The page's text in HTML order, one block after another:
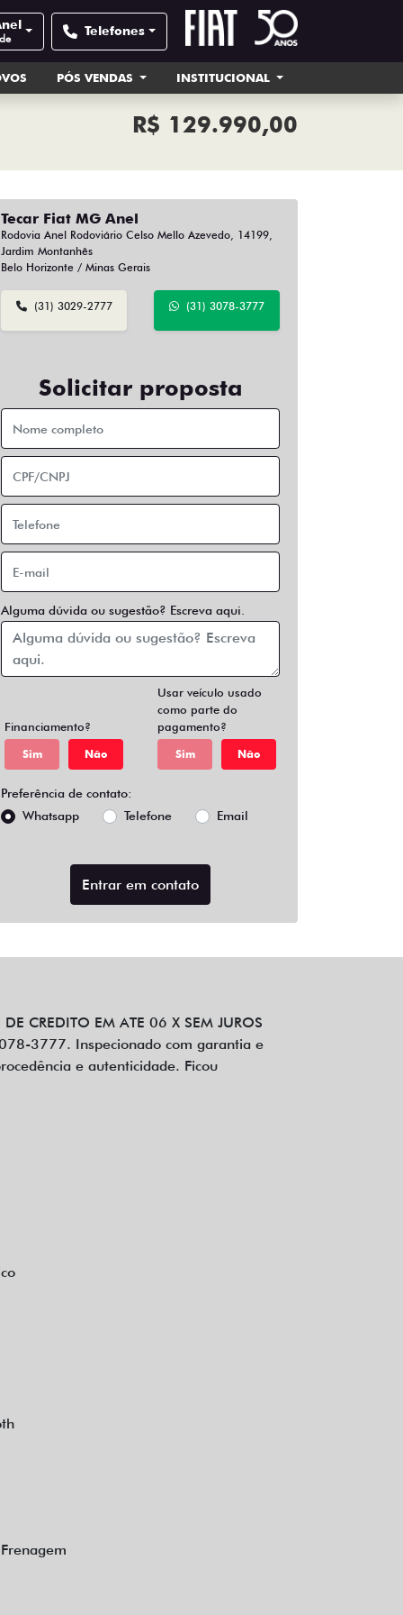
Telefones
PÓS VENDAS INSTITUCIONAL
R$ 129.990,00
Tecar Fiat MG Anel
Rodovia Anel Rodoviário Celso Mello Azevedo, 14199,
Jardim Montanhês
Belo Horizonte / Minas Gerais
(31) 3029-2777 (31) 3078-3777
Solicitar proposta
Alguma dúvida ou sugestão? Escreva aqui.
Financiamento?
Sim Não
Usar veículo usado
como parte do
pagamento?
Sim Não
Preferência de contato:
Whatsapp
Telefone Email
Entrar em contato
CREDITO EM ATE 06 X SEM JUROS
3777. Inspecionado com garantia e
e autenticidade. Ficou